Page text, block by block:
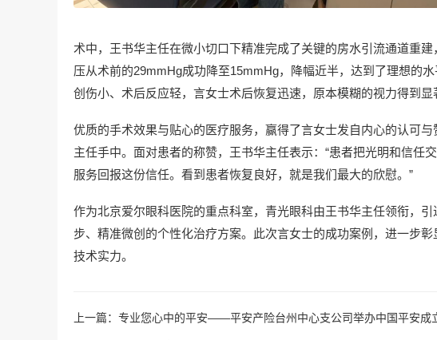
术中，王书华主任在微小切口下精准完成了关键的房水引流通道重
压从术前的29mmHg成功降至15mmHg，降幅近半，达到了理想的
创伤小、术后反应轻，言女士术后恢复迅速，原本模糊的视力得到显
优质的手术效果与贴心的医疗服务，赢得了言女士发自内心的认可
主任手中。面对患者的称赞，王书华主任表示：“患者把光明和信任
服务回报这份信任。看到患者恢复良好，就是我们最大的欣慰。”
作为北京爱尔眼科医院的重点科室，青光眼科由王书华主任领衔，
步、精准微创的个性化治疗方案。此次言女士的成功案例，进一步
技术实力。
上一篇： 专业您心中的平安——平安产险台州中心支公司举办中国平安成